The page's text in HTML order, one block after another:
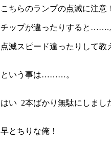
こちらのランプの点滅に注意！
チップが違ったりすると…….
点滅スピード違ったりして教
という事は………。
はい 2本ばかり無駄にしまし
早とちりな俺！